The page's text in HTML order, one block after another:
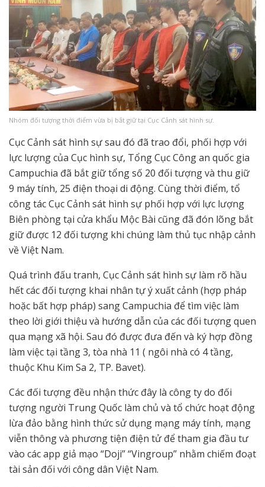
Nhóm đối tượng thời điểm vừa bị bắt giữ tại Cục Cảnh sát hình sự.
Cục Cảnh sát hình sự sau đó đã trao đổi, phối hợp với
lực lượng của Cục hình sự, Tổng Cục Công an quốc gia
Campuchia đã bắt giữ tổng số 20 đối tượng và thu giữ
9 máy tính, 25 điện thoại di động. Cùng thời điểm, tổ
công tác Cục Cảnh sát hình sự phối hợp với lực lượng
Biên phòng tại cửa khẩu Mộc Bài cũng đã đón lõng bắt
giữ được 12 đối tượng khi chúng làm thủ tục nhập cảnh
về Việt Nam.
Quá trình đấu tranh, Cục Cảnh sát hình sự làm rõ hầu
hết các đối tượng khai nhân tự ý xuất cảnh (hợp pháp
hoặc bất hợp pháp) sang Campuchia để tìm việc làm
theo lời giới thiệu và hướng dẫn của các đối tượng quen
qua mạng xã hội. Sau đó được đưa đến và ký hợp đồng
làm việc tại tầng 3, tòa nhà 11 ( ngôi nhà có 4 tầng,
thuộc Khu Kim Sa 2, TP. Bavet).
Các đối tượng đều nhận thức đây là công ty do đối
tượng người Trung Quốc làm chủ và tổ chức hoạt động
lừa đảo bằng hình thức sử dụng mạng máy tính, mạng
viễn thông và phương tiện điện tử để tham gia đầu tư
vào các app giả mạo “Doji” “Vingroup” nhằm chiếm đoạt
tài sản đối với công dân Việt Nam.